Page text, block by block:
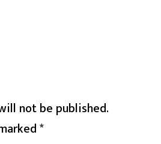
not be published.
*